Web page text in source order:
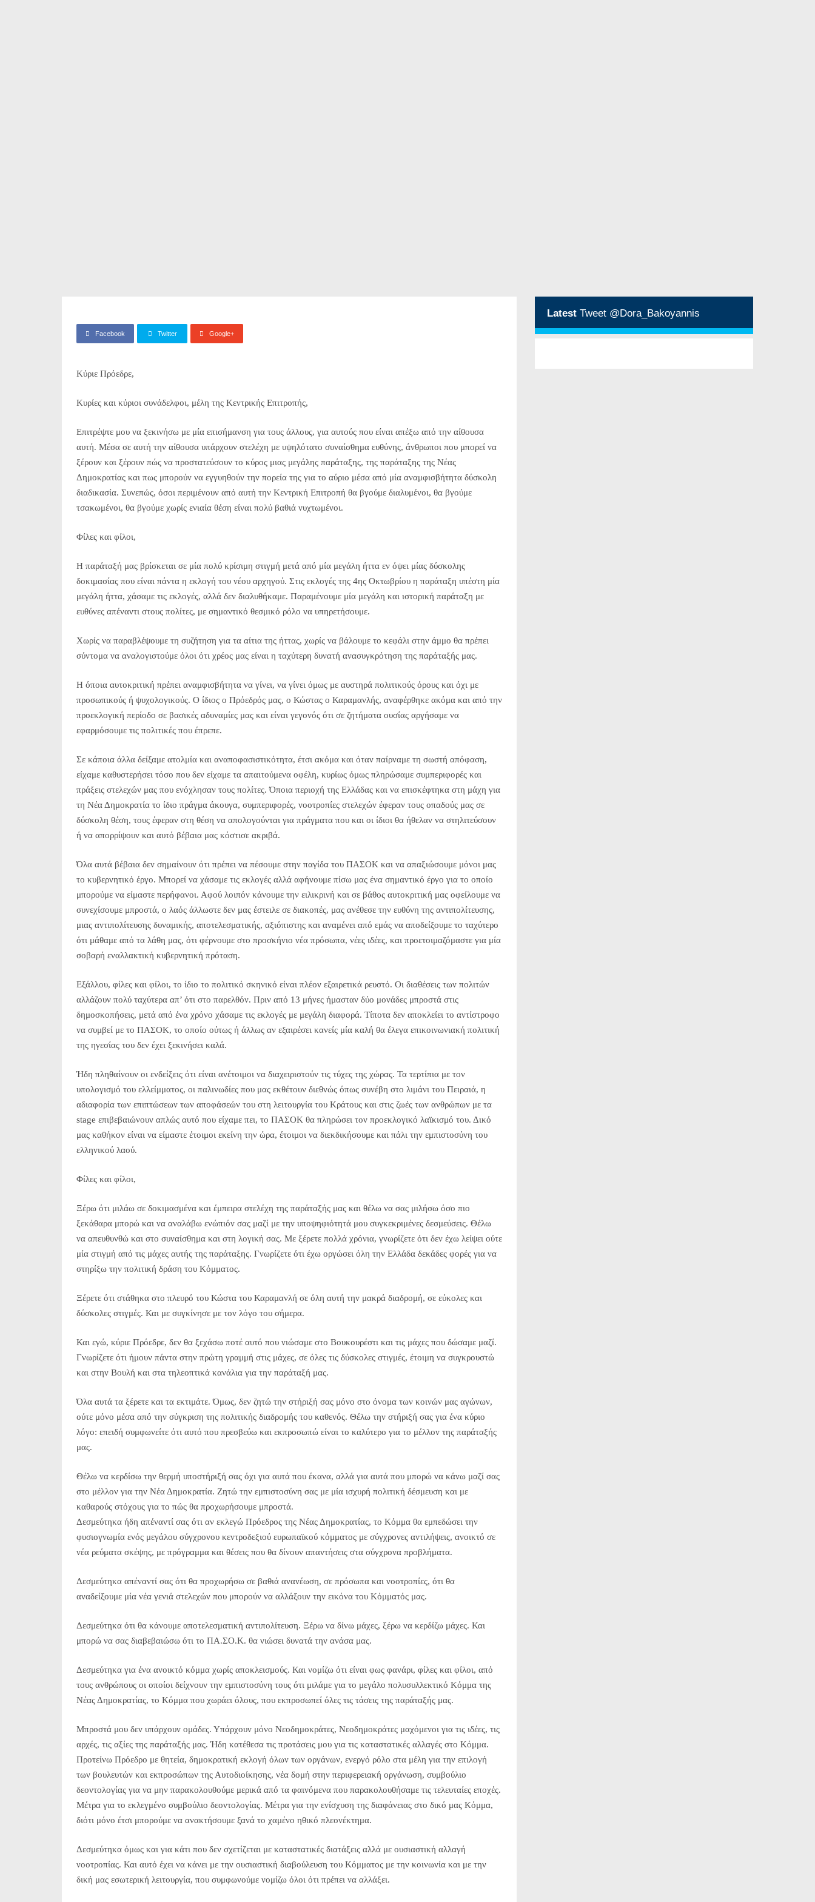
Facebook Twitter Google+
Κύριε Πρόεδρε,
Κυρίες και κύριοι συνάδελφοι, μέλη της Κεντρικής Επιτροπής,
Επιτρέψτε μου να ξεκινήσω με μία επισήμανση για τους άλλους, για αυτούς που είναι απέξω από την αίθουσα
αυτή. Μέσα σε αυτή την αίθουσα υπάρχουν στελέχη με υψηλότατο συναίσθημα ευθύνης, άνθρωποι που μπορεί να
ξέρουν και ξέρουν πώς να προστατεύσουν το κύρος μιας μεγάλης παράταξης, της παράταξης της Νέας
Δημοκρατίας και πως μπορούν να εγγυηθούν την πορεία της για το αύριο μέσα από μία αναμφισβήτητα δύσκολη
διαδικασία. Συνεπώς, όσοι περιμένουν από αυτή την Κεντρική Επιτροπή θα βγούμε διαλυμένοι, θα βγούμε
τσακωμένοι, θα βγούμε χωρίς ενιαία θέση είναι πολύ βαθιά νυχτωμένοι.
Φίλες και φίλοι,
Η παράταξή μας βρίσκεται σε μία πολύ κρίσιμη στιγμή μετά από μία μεγάλη ήττα εν όψει μίας δύσκολης
δοκιμασίας που είναι πάντα η εκλογή του νέου αρχηγού. Στις εκλογές της 4ης Οκτωβρίου η παράταξη υπέστη μία
μεγάλη ήττα, χάσαμε τις εκλογές, αλλά δεν διαλυθήκαμε. Παραμένουμε μία μεγάλη και ιστορική παράταξη με
ευθύνες απέναντι στους πολίτες, με σημαντικό θεσμικό ρόλο να υπηρετήσουμε.
Χωρίς να παραβλέψουμε τη συζήτηση για τα αίτια της ήττας, χωρίς να βάλουμε το κεφάλι στην άμμο θα πρέπει
σύντομα να αναλογιστούμε όλοι ότι χρέος μας είναι η ταχύτερη δυνατή ανασυγκρότηση της παράταξής μας.
Η όποια αυτοκριτική πρέπει αναμφισβήτητα να γίνει, να γίνει όμως με αυστηρά πολιτικούς όρους και όχι με
προσωπικούς ή ψυχολογικούς. Ο ίδιος ο Πρόεδρός μας, ο Κώστας ο Καραμανλής, αναφέρθηκε ακόμα και από την
προεκλογική περίοδο σε βασικές αδυναμίες μας και είναι γεγονός ότι σε ζητήματα ουσίας αργήσαμε να
εφαρμόσουμε τις πολιτικές που έπρεπε.
Σε κάποια άλλα δείξαμε ατολμία και αναποφασιστικότητα, έτσι ακόμα και όταν παίρναμε τη σωστή απόφαση,
είχαμε καθυστερήσει τόσο που δεν είχαμε τα απαιτούμενα οφέλη, κυρίως όμως πληρώσαμε συμπεριφορές και
πράξεις στελεχών μας που ενόχλησαν τους πολίτες. Όποια περιοχή της Ελλάδας και να επισκέφτηκα στη μάχη για
τη Νέα Δημοκρατία το ίδιο πράγμα άκουγα, συμπεριφορές, νοοτροπίες στελεχών έφεραν τους οπαδούς μας σε
δύσκολη θέση, τους έφεραν στη θέση να απολογούνται για πράγματα που και οι ίδιοι θα ήθελαν να στηλιτεύσουν
ή να απορρίψουν και αυτό βέβαια μας κόστισε ακριβά.
Όλα αυτά βέβαια δεν σημαίνουν ότι πρέπει να πέσουμε στην παγίδα του ΠΑΣΟΚ και να απαξιώσουμε μόνοι μας
το κυβερνητικό έργο. Μπορεί να χάσαμε τις εκλογές αλλά αφήνουμε πίσω μας ένα σημαντικό έργο για το οποίο
μπορούμε να είμαστε περήφανοι. Αφού λοιπόν κάνουμε την ειλικρινή και σε βάθος αυτοκριτική μας οφείλουμε να
συνεχίσουμε μπροστά, ο λαός άλλωστε δεν μας έστειλε σε διακοπές, μας ανέθεσε την ευθύνη της αντιπολίτευσης,
μιας αντιπολίτευσης δυναμικής, αποτελεσματικής, αξιόπιστης και αναμένει από εμάς να αποδείξουμε το ταχύτερο
ότι μάθαμε από τα λάθη μας, ότι φέρνουμε στο προσκήνιο νέα πρόσωπα, νέες ιδέες, και προετοιμαζόμαστε για μία
σοβαρή εναλλακτική κυβερνητική πρόταση.
Εξάλλου, φίλες και φίλοι, το ίδιο το πολιτικό σκηνικό είναι πλέον εξαιρετικά ρευστό. Οι διαθέσεις των πολιτών
αλλάζουν πολύ ταχύτερα απ’ ότι στο παρελθόν. Πριν από 13 μήνες ήμασταν δύο μονάδες μπροστά στις
δημοσκοπήσεις, μετά από ένα χρόνο χάσαμε τις εκλογές με μεγάλη διαφορά. Τίποτα δεν αποκλείει το αντίστροφο
να συμβεί με το ΠΑΣΟΚ, το οποίο ούτως ή άλλως αν εξαιρέσει κανείς μία καλή θα έλεγα επικοινωνιακή πολιτική
της ηγεσίας του δεν έχει ξεκινήσει καλά.
Ήδη πληθαίνουν οι ενδείξεις ότι είναι ανέτοιμοι να διαχειριστούν τις τύχες της χώρας. Τα τερτίπια με τον
υπολογισμό του ελλείμματος, οι παλινωδίες που μας εκθέτουν διεθνώς όπως συνέβη στο λιμάνι του Πειραιά, η
αδιαφορία των επιπτώσεων των αποφάσεών του στη λειτουργία του Κράτους και στις ζωές των ανθρώπων με τα
stage επιβεβαιώνουν απλώς αυτό που είχαμε πει, το ΠΑΣΟΚ θα πληρώσει τον προεκλογικό λαϊκισμό του. Δικό
μας καθήκον είναι να είμαστε έτοιμοι εκείνη την ώρα, έτοιμοι να διεκδικήσουμε και πάλι την εμπιστοσύνη του
ελληνικού λαού.
Φίλες και φίλοι,
Ξέρω ότι μιλάω σε δοκιμασμένα και έμπειρα στελέχη της παράταξής μας και θέλω να σας μιλήσω όσο πιο
ξεκάθαρα μπορώ και να αναλάβω ενώπιόν σας μαζί με την υποψηφιότητά μου συγκεκριμένες δεσμεύσεις. Θέλω
να απευθυνθώ και στο συναίσθημα και στη λογική σας. Με ξέρετε πολλά χρόνια, γνωρίζετε ότι δεν έχω λείψει ούτε
μία στιγμή από τις μάχες αυτής της παράταξης. Γνωρίζετε ότι έχω οργώσει όλη την Ελλάδα δεκάδες φορές για να
στηρίξω την πολιτική δράση του Κόμματος.
Ξέρετε ότι στάθηκα στο πλευρό του Κώστα του Καραμανλή σε όλη αυτή την μακρά διαδρομή, σε εύκολες και
δύσκολες στιγμές. Και με συγκίνησε με τον λόγο του σήμερα.
Και εγώ, κύριε Πρόεδρε, δεν θα ξεχάσω ποτέ αυτό που νιώσαμε στο Βουκουρέστι και τις μάχες που δώσαμε μαζί.
Γνωρίζετε ότι ήμουν πάντα στην πρώτη γραμμή στις μάχες, σε όλες τις δύσκολες στιγμές, έτοιμη να συγκρουστώ
και στην Βουλή και στα τηλεοπτικά κανάλια για την παράταξή μας.
Όλα αυτά τα ξέρετε και τα εκτιμάτε. Όμως, δεν ζητώ την στήριξή σας μόνο στο όνομα των κοινών μας αγώνων,
ούτε μόνο μέσα από την σύγκριση της πολιτικής διαδρομής του καθενός. Θέλω την στήριξή σας για ένα κύριο
λόγο: επειδή συμφωνείτε ότι αυτό που πρεσβεύω και εκπροσωπώ είναι το καλύτερο για το μέλλον της παράταξής
μας.
Θέλω να κερδίσω την θερμή υποστήριξή σας όχι για αυτά που έκανα, αλλά για αυτά που μπορώ να κάνω μαζί σας
στο μέλλον για την Νέα Δημοκρατία. Ζητώ την εμπιστοσύνη σας με μία ισχυρή πολιτική δέσμευση και με
καθαρούς στόχους για το πώς θα προχωρήσουμε μπροστά.
Δεσμεύτηκα ήδη απέναντί σας ότι αν εκλεγώ Πρόεδρος της Νέας Δημοκρατίας, το Κόμμα θα εμπεδώσει την
φυσιογνωμία ενός μεγάλου σύγχρονου κεντροδεξιού ευρωπαϊκού κόμματος με σύγχρονες αντιλήψεις, ανοικτό σε
νέα ρεύματα σκέψης, με πρόγραμμα και θέσεις που θα δίνουν απαντήσεις στα σύγχρονα προβλήματα.
Δεσμεύτηκα απέναντί σας ότι θα προχωρήσω σε βαθιά ανανέωση, σε πρόσωπα και νοοτροπίες, ότι θα
αναδείξουμε μία νέα γενιά στελεχών που μπορούν να αλλάξουν την εικόνα του Κόμματός μας.
Δεσμεύτηκα ότι θα κάνουμε αποτελεσματική αντιπολίτευση. Ξέρω να δίνω μάχες, ξέρω να κερδίζω μάχες. Και
μπορώ να σας διαβεβαιώσω ότι το ΠΑ.ΣΟ.Κ. θα νιώσει δυνατά την ανάσα μας.
Δεσμεύτηκα για ένα ανοικτό κόμμα χωρίς αποκλεισμούς. Και νομίζω ότι είναι φως φανάρι, φίλες και φίλοι, από
τους ανθρώπους οι οποίοι δείχνουν την εμπιστοσύνη τους ότι μιλάμε για το μεγάλο πολυσυλλεκτικό Κόμμα της
Νέας Δημοκρατίας, το Κόμμα που χωράει όλους, που εκπροσωπεί όλες τις τάσεις της παράταξής μας.
Μπροστά μου δεν υπάρχουν ομάδες. Υπάρχουν μόνο Νεοδημοκράτες, Νεοδημοκράτες μαχόμενοι για τις ιδέες, τις
αρχές, τις αξίες της παράταξής μας. Ήδη κατέθεσα τις προτάσεις μου για τις καταστατικές αλλαγές στο Κόμμα.
Προτείνω Πρόεδρο με θητεία, δημοκρατική εκλογή όλων των οργάνων, ενεργό ρόλο στα μέλη για την επιλογή
των βουλευτών και εκπροσώπων της Αυτοδιοίκησης, νέα δομή στην περιφερειακή οργάνωση, συμβούλιο
δεοντολογίας για να μην παρακολουθούμε μερικά από τα φαινόμενα που παρακολουθήσαμε τις τελευταίες εποχές.
Μέτρα για το εκλεγμένο συμβούλιο δεοντολογίας. Μέτρα για την ενίσχυση της διαφάνειας στο δικό μας Κόμμα,
διότι μόνο έτσι μπορούμε να ανακτήσουμε ξανά το χαμένο ηθικό πλεονέκτημα.
Δεσμεύτηκα όμως και για κάτι που δεν σχετίζεται με καταστατικές διατάξεις αλλά με ουσιαστική αλλαγή
νοοτροπίας. Και αυτό έχει να κάνει με την ουσιαστική διαβούλευση του Κόμματος με την κοινωνία και με την
δική μας εσωτερική λειτουργία, που συμφωνούμε νομίζω όλοι ότι πρέπει να αλλάξει.
Latest Tweet @Dora_Bakoyannis